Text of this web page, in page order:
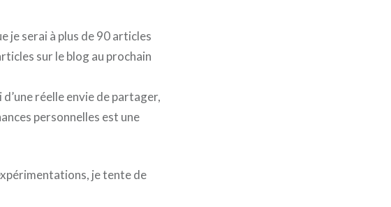
je serai à plus de 90 articles
sur le blog au prochain
réelle envie de partager,
personnelles est une
je tente de